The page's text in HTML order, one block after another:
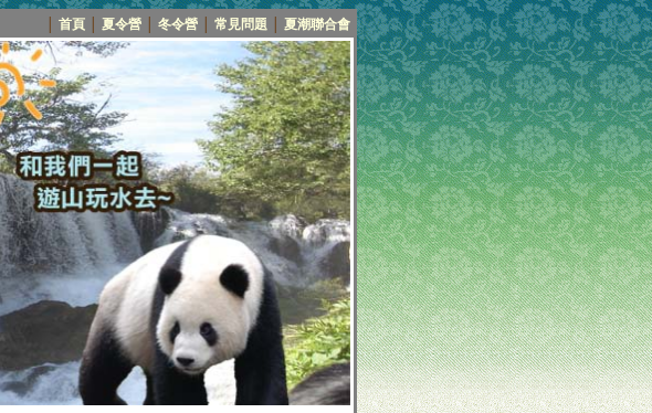
首頁 夏令營 冬令營 常見問題 夏潮聯合會